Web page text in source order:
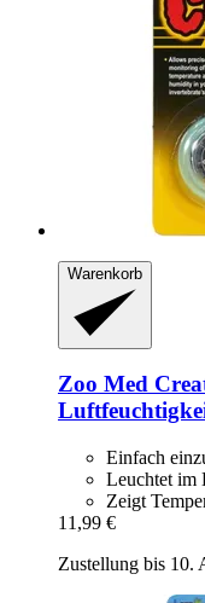
Warenkorb
Zoo Med
Einfach
Leuchtet im
Zeigt
11,99 €
Zustellung bis 10.